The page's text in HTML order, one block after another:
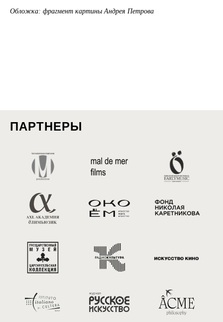
Обложка: фрагмент картины Андрея Петрова
ПАРТНЕРЫ